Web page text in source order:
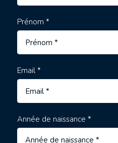
Prénom *
Email *
Année de naissance *